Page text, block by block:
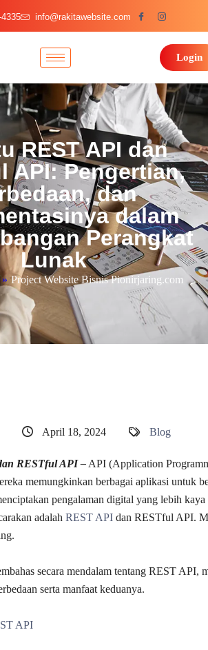
info@rakitawebsite.com
Login
REST API dan
API: Pengertian,
dan
dalam
Perangkat
Lunak
» Project Website Bisnis Pionirjaring.com
April 18, 2024 Blog
RESTful API – API (Application
memungkinkan berbagai aplikasi untuk
pengalaman digital yang lebih
adalah REST API dan RESTful API.
secara mendalam tentang REST
serta manfaat keduanya.